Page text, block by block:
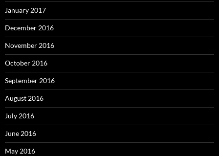
January 2017
December 2016
November 2016
October 2016
September 2016
August 2016
July 2016
June 2016
May 2016